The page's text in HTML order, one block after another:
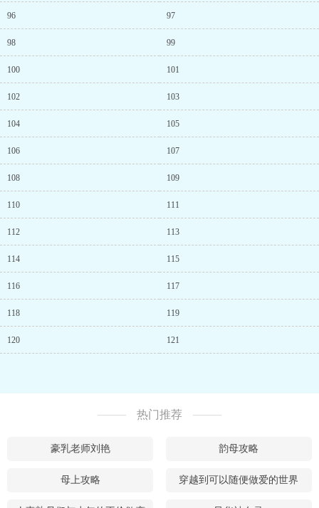
96 97
98 99
100 101
102 103
104 105
106 107
108 109
110 111
112 113
114 115
116 117
118 119
120 121
热门推荐
豪乳老师刘艳 韵母攻略
母上攻略 穿越到可以随便做爱的世界